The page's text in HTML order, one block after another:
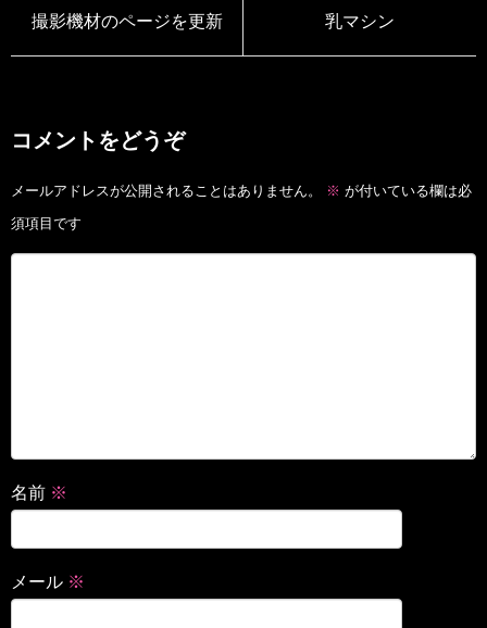
撮影機材のページを更新 乳マシン
コメントをどうぞ
メールアドレスが公開されることはありません。 ※ が付いている欄は必
須項目です
名前 ※
メール ※